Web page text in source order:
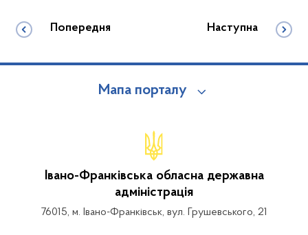
Попередня Наступна
Мапа порталу
Івано-Франківська обласна державна
адміністрація
76015, м. Івано-Франківськ, вул. Грушевського, 21